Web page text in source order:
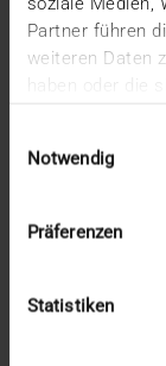
soziale Medien,
Partner führen
weiteren Daten
haben oder die
Notwendig
Präferenzen
Statistiken
juin (1)
mars (1)
août (1)
mai (5)